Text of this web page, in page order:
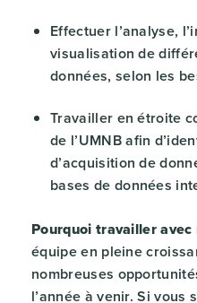
Effectuer l’analyse,
visualisation de
données, selon les
Travailler en étroite
de l’UMNB afin
d’acquisition de
bases de données
Pourquoi travailler avec
équipe en pleine
nombreuses
l’année à venir. Si